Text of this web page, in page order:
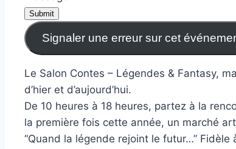
Submit
Signaler une erreur sur cet
Le Salon Contes – Légendes & Fantasy,
d’hier et d’aujourd’hui.
De 10 heures à 18 heures, partez à la
la première fois cette année, un marché
“Quand la légende rejoint le futur…”